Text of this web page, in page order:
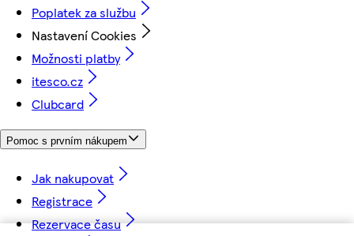
Poplatek za službu
Nastavení Cookies
Možnosti platby
itesco.cz
Clubcard
Pomoc s prvním nákupem
Jak nakupovat
Registrace
Rezervace času